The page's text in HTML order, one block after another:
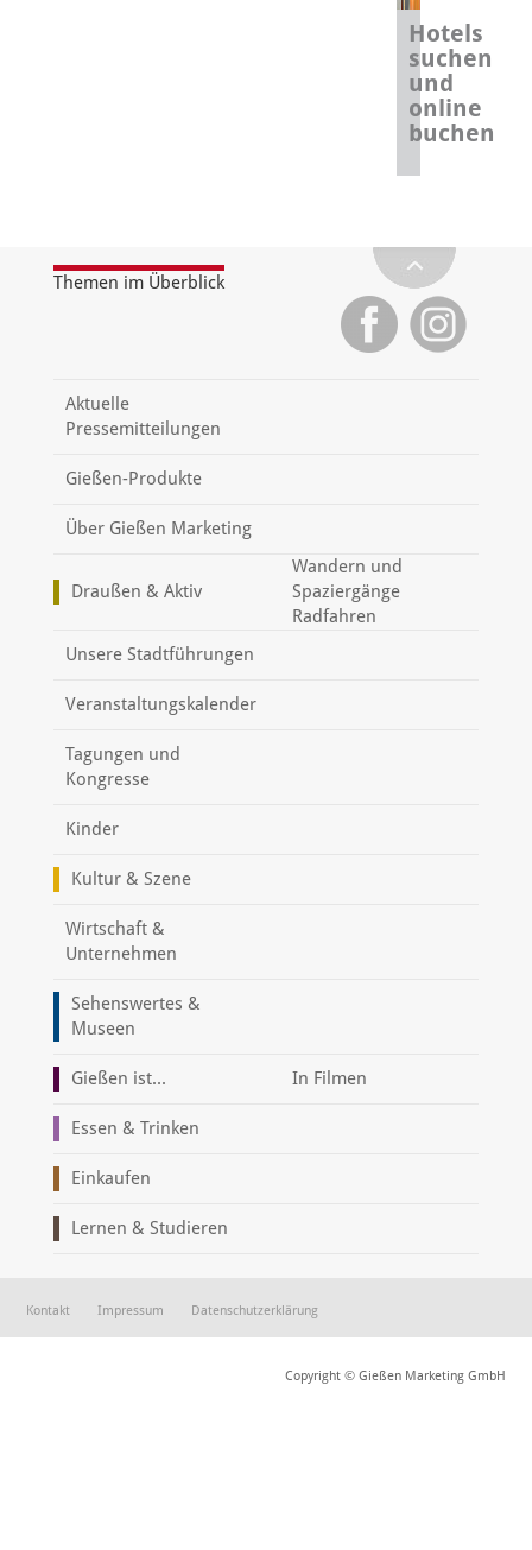
Hotels
suchen
und
online
buchen
Themen im Überblick
Aktuelle
Pressemitteilungen
Gießen-Produkte
Über Gießen Marketing
Draußen & Aktiv
Wandern und
Spaziergänge
Radfahren
Unsere Stadtführungen
Veranstaltungskalender
Tagungen und
Kongresse
Kinder
Kultur & Szene
Wirtschaft &
Unternehmen
Sehenswertes &
Museen
Gießen ist... In Filmen
Essen & Trinken
Einkaufen
Lernen & Studieren
Kontakt Impressum Datenschutzerklärung
Copyright © Gießen Marketing GmbH